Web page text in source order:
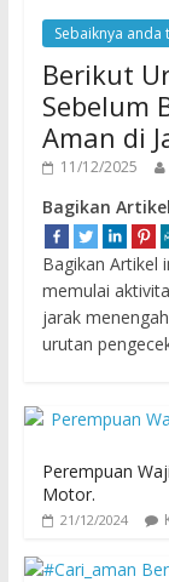
Sebaiknya anda
Berikut
Sebelum
Aman di
11/12/2025
Bagikan
Bagikan Artikel
memulai
jarak
urutan
Perempuan
Motor.
21/12/2024